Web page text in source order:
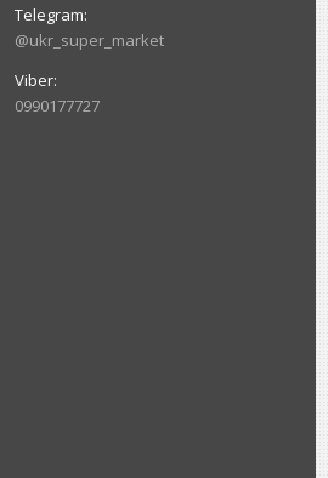
@ukr_super_market
0990177727